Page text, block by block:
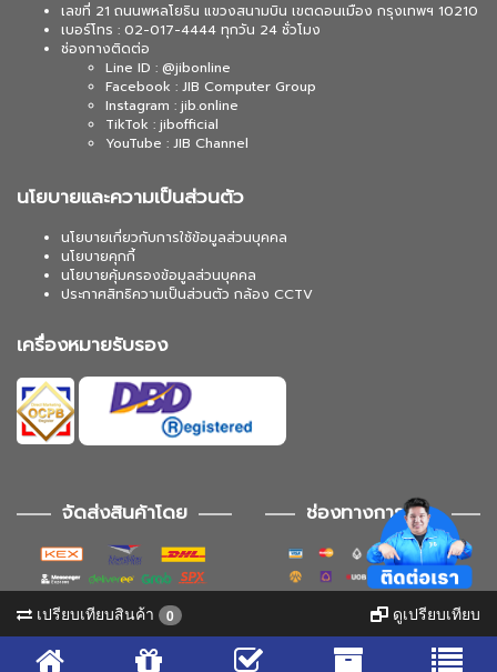
เลขที่ 21 ถนนพหลโยธิน แขวงสนามบิน เขตดอนเมือง กรุงเทพฯ 10210
เบอร์โทร : 02-017-4444 ทุกวัน 24 ชั่วโมง
ช่องทางติดต่อ
Line ID : @jibonline
Facebook : JIB Computer Group
Instagram : jib.online
TikTok : jibofficial
YouTube : JIB Channel
นโยบายและความเป็นส่วนตัว
นโยบายเกี่ยวกับการใช้ข้อมูลส่วนบุคคล
นโยบายคุกกี้
นโยบายคุ้มครองข้อมูลส่วนบุคคล
ประกาศสิทธิความเป็นส่วนตัว กล้อง CCTV
เครื่องหมายรับรอง
จัดส่งสินค้าโดย ช่องทางการชำระ
ช่องทางการติดตาม
เปรียบเทียบสินค้า 0 ดูเปรียบเทียบ